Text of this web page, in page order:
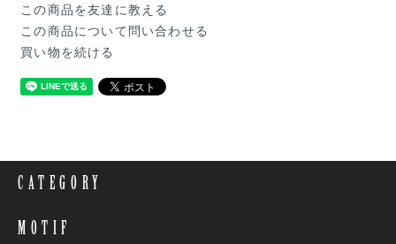
この商品を友達に教える
この商品について問い合わせる
買い物を続ける
CATEGORY
MOTIF